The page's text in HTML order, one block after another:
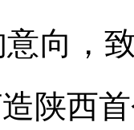
向，
陕西